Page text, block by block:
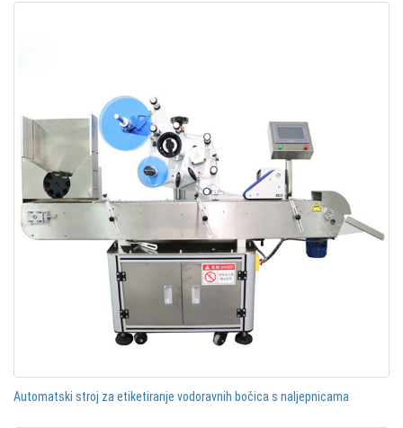
Automatski stroj za etiketiranje vodoravnih bočica s naljepnicama